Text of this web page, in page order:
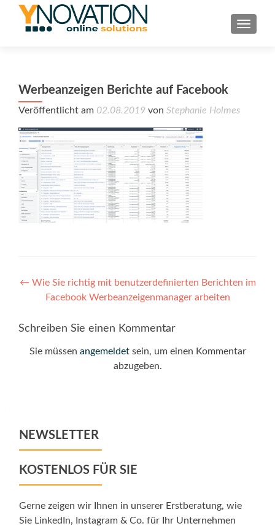
Werbeanzeigen Berichte auf Facebook
Veröffentlicht am 02.08.2019 von Stephanie Holmes
Post
navigation
← Wie Sie richtig mit benutzerdefinierten Berichten im
Facebook Werbeanzeigenmanager arbeiten
Schreiben Sie einen Kommentar
Sie müssen angemeldetsein, um einen Kommentar
abzugeben.
NEWSLETTER
KOSTENLOS FÜR SIE
Gerne zeigen wir Ihnen in unserer Erstberatung, wie
Sie LinkedIn, Instagram & Co. für Ihr Unternehmen